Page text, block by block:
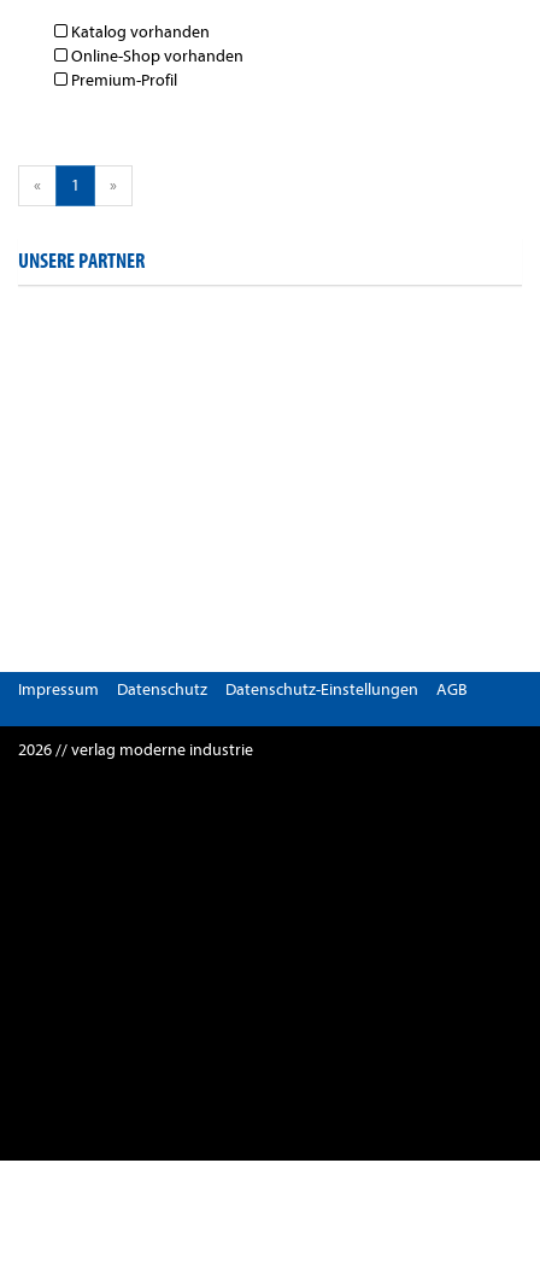
Katalog vorhanden
Online-Shop vorhanden
Premium-Profil
« 1 »
UNSERE PARTNER
Impressum Datenschutz Datenschutz-Einstellungen AGB
2026 // verlag moderne industrie